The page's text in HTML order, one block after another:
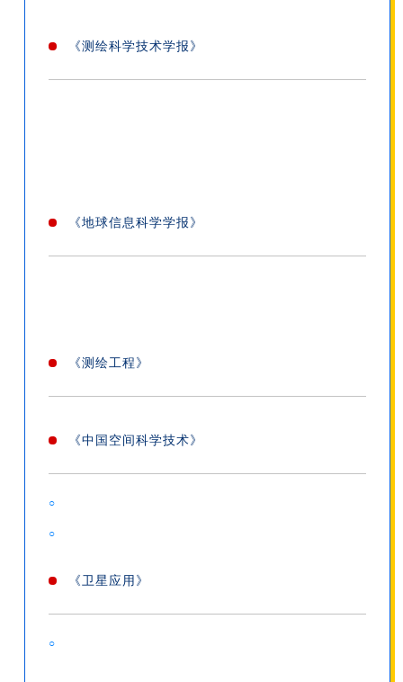
《测绘科学技术学报》
《地球信息科学学报》
《测绘工程》
《中国空间科学技术》
○
○
《卫星应用》
○